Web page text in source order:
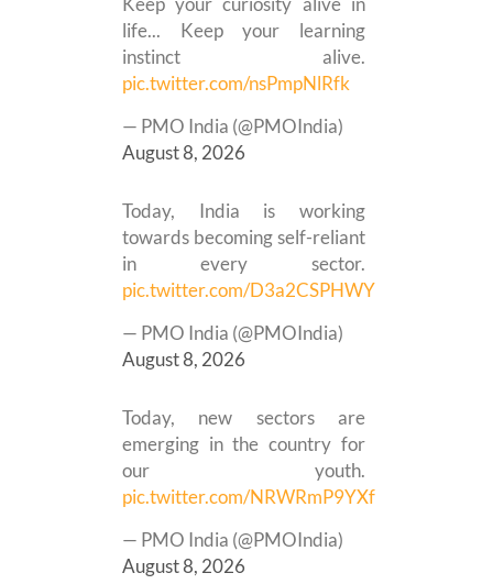
life... Keep your learning
instinct alive.
pic.twitter.com/nsPmpNlRfk
— PMO India (@PMOIndia)
August 8, 2026
Today, India is working
towards becoming self-reliant
in every sector.
pic.twitter.com/D3a2CSPHWY
— PMO India (@PMOIndia)
August 8, 2026
Today, new sectors are
emerging in the country for
our youth.
pic.twitter.com/NRWRmP9YXf
— PMO India (@PMOIndia)
August 8, 2026